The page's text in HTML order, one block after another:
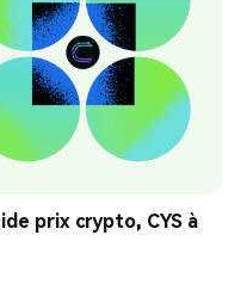
prix crypto, CYS à